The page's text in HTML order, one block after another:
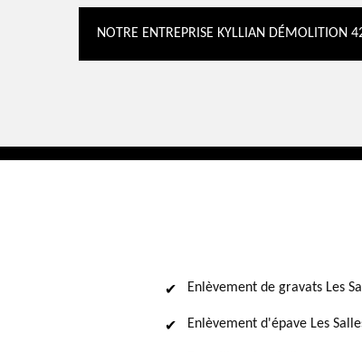
NOTRE ENTREPRISE KYLLIAN DÉMOLITION
Enlèvement de gravats Les
Enlèvement d'épave Les